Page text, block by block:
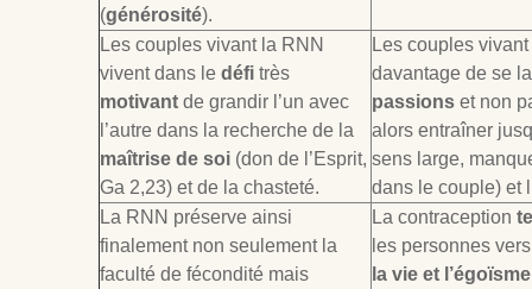
(générosité).
Les couples vivant la RNN
vivent dans le défi très
motivant de grandir l’un avec
l’autre dans la recherche de la
maîtrise de soi (don de l’Esprit,
Ga 2,23) et de la chasteté.
Les couples
davantage de se
passions et non
alors entraîner
sens large,
dans le couple) et
La RNN préserve ainsi
finalement non seulement la
faculté de fécondité mais
La contraception
les personnes
la vie et l’égoïsme